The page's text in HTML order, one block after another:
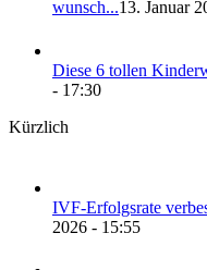
wunsch...13. Januar
Die­se 6 tol­len
- 17:30
Kürzlich
IVF-Erfolgs­ra­te
2026 - 15:55